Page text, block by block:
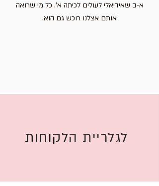
א-ב שאידיאלי לעולים לכיתה א'. כל מי שרואה
אותם אצלנו רוכש גם הוא.
לגלריית הלקוחות